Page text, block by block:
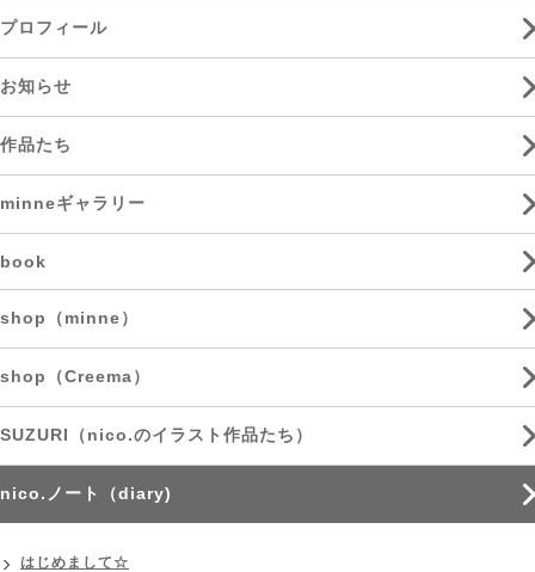
プロフィール
お知らせ
作品たち
minneギャラリー
book
shop（minne）
shop（Creema）
SUZURI（nico.のイラスト作品たち）
nico.ノート（diary)
はじめまして☆